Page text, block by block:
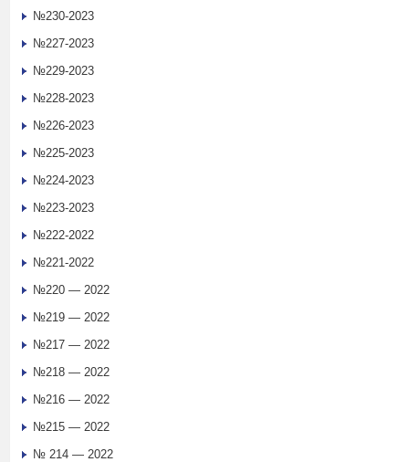
№230-2023
№227-2023
№229-2023
№228-2023
№226-2023
№225-2023
№224-2023
№223-2023
№222-2022
№221-2022
№220 — 2022
№219 — 2022
№217 — 2022
№218 — 2022
№216 — 2022
№215 — 2022
№ 214 — 2022